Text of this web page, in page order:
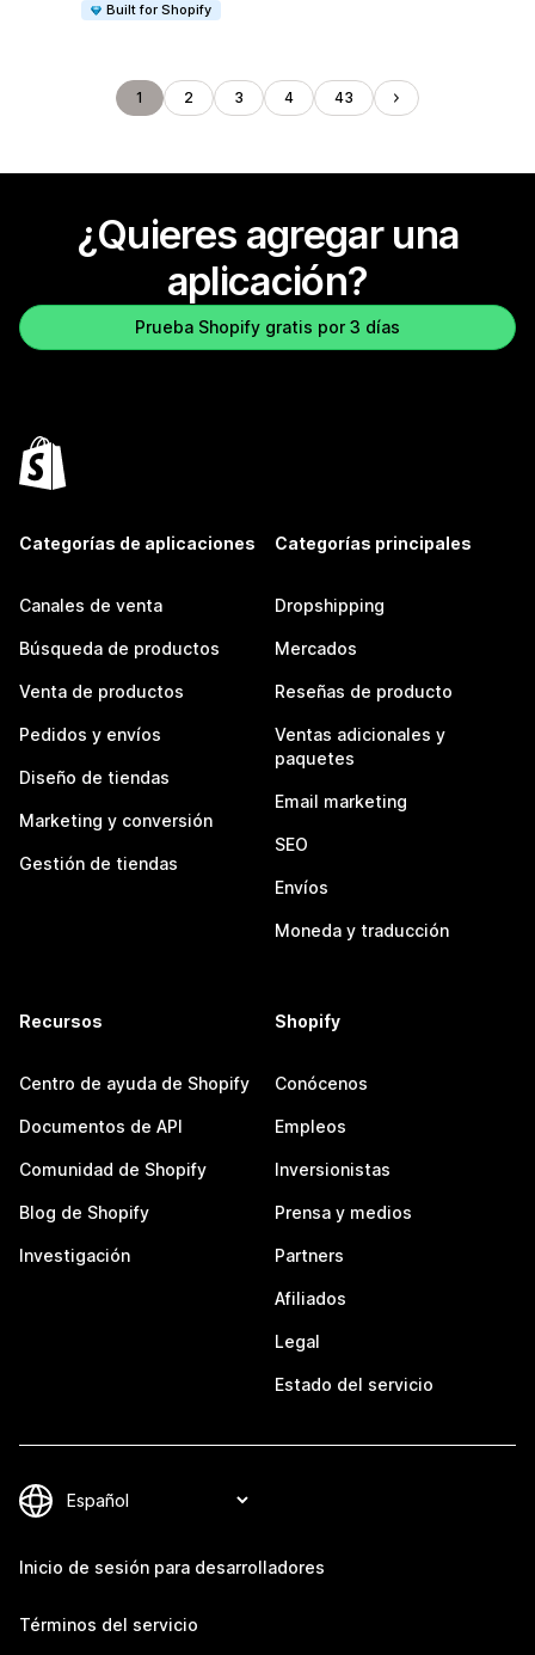
Built for Shopify
1 2 3 4 43
¿Quieres agregar una
aplicación?
Prueba Shopify gratis por 3 días
Categorías de aplicaciones
Canales de venta
Búsqueda de productos
Venta de productos
Pedidos y envíos
Diseño de tiendas
Marketing y conversión
Gestión de tiendas
Categorías principales
Dropshipping
Mercados
Reseñas de producto
Ventas adicionales y
paquetes
Email marketing
SEO
Envíos
Moneda y traducción
Recursos
Centro de ayuda de Shopify
Documentos de API
Comunidad de Shopify
Blog de Shopify
Investigación
Shopify
Conócenos
Empleos
Inversionistas
Prensa y medios
Partners
Afiliados
Legal
Estado del servicio
Inicio de sesión para desarrolladores
Términos del servicio